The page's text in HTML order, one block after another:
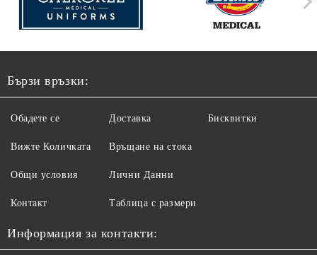
Бързи връзки:
Обадете се
Вижте Количката
Общи условия
Контакт
Доставка
Връщане на стока
Лични Данни
Таблица с размери
Бисквитки
Информация за контакти: